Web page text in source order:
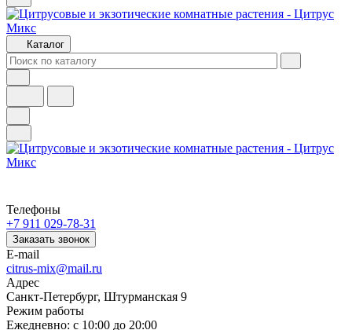
Каталог
Телефоны
+7 911 029-78-31
Заказать звонок
E-mail
citrus-mix@mail.ru
Адрес
Санкт-Петербург, Штурманская 9
Режим работы
Ежедневно: с 10:00 до 20:00